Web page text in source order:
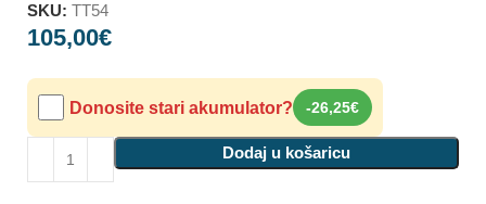
SKU:TT54
105,00€
Donosite stari akumulator? -26,25€
Dodaj u košaricu